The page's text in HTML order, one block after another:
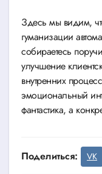
Здесь мы видим,
гуманизации
собираетесь
улучшение
внутренних
эмоциональный
фантастика, а
Поделиться: VK